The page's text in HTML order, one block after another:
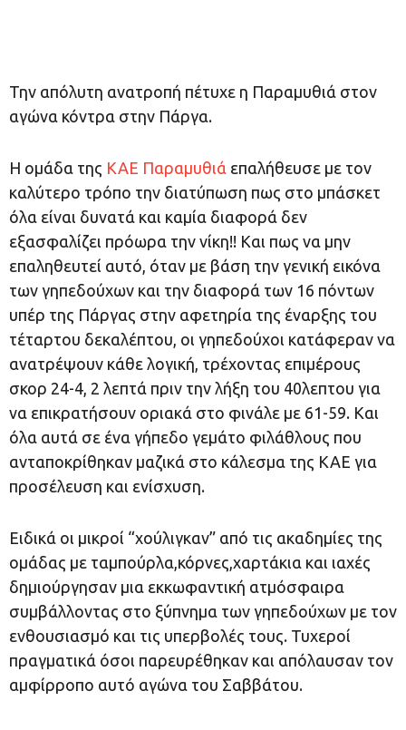
Την απόλυτη ανατροπή πέτυχε η Παραμυθιά στον
αγώνα κόντρα στην Πάργα.
Η ομάδα της ΚΑΕ Παραμυθιά επαλήθευσε με τον
καλύτερο τρόπο την διατύπωση πως στο μπάσκετ
όλα είναι δυνατά και καμία διαφορά δεν
εξασφαλίζει πρόωρα την νίκη!! Και πως να μην
επαληθευτεί αυτό, όταν με βάση την γενική εικόνα
των γηπεδούχων και την διαφορά των 16 πόντων
υπέρ της Πάργας στην αφετηρία της έναρξης του
τέταρτου δεκαλέπτου, οι γηπεδούχοι κατάφεραν να
ανατρέψουν κάθε λογική, τρέχοντας επιμέρους
σκορ 24-4, 2 λεπτά πριν την λήξη του 40λεπτου για
να επικρατήσουν οριακά στο φινάλε με 61-59. Και
όλα αυτά σε ένα γήπεδο γεμάτο φιλάθλους που
ανταποκρίθηκαν μαζικά στο κάλεσμα της ΚΑΕ για
προσέλευση και ενίσχυση.
Ειδικά οι μικροί “χούλιγκαν” από τις ακαδημίες της
ομάδας με ταμπούρλα,κόρνες,χαρτάκια και ιαχές
δημιούργησαν μια εκκωφαντική ατμόσφαιρα
συμβάλλοντας στο ξύπνημα των γηπεδούχων με τον
ενθουσιασμό και τις υπερβολές τους. Τυχεροί
πραγματικά όσοι παρευρέθηκαν και απόλαυσαν τον
αμφίρροπο αυτό αγώνα του Σαββάτου.